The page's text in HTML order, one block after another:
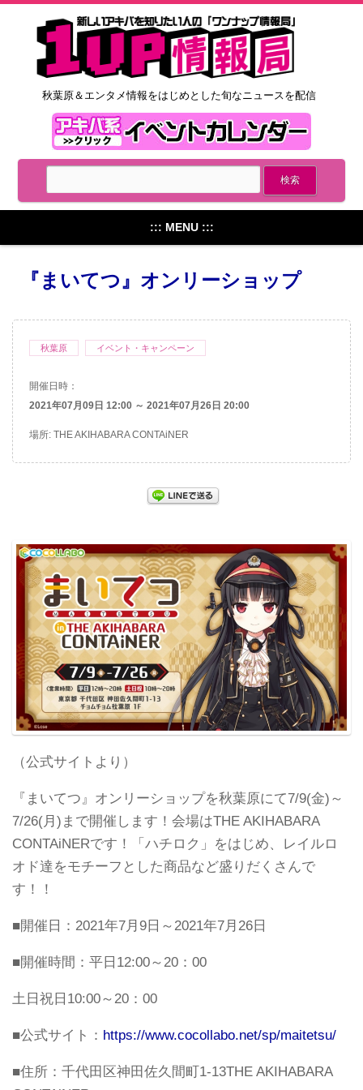
秋葉原＆エンタメ情報をはじめとした旬なニュースを配信
::: MENU :::
『まいてつ』オンリーショップ
秋葉原 イベント・キャンペーン
開催日時：
2021年07月09日 12:00 ～ 2021年07月26日 20:00
場所: THE AKIHABARA CONTAiNER
（公式サイトより）
『まいてつ』オンリーショップを秋葉原にて7/9(金)～
7/26(月)まで開催します！会場はTHE AKIHABARA
CONTAiNERです！「ハチロク」をはじめ、レイルロ
オド達をモチーフとした商品など盛りだくさんで
す！！
■開催日：2021年7月9日～2021年7月26日
■開催時間：平日12:00～20：00
土日祝日10:00～20：00
■公式サイト： https://www.cocollabo.net/sp/maitetsu/
■住所：千代田区神田佐久間町1-13THE AKIHABARA